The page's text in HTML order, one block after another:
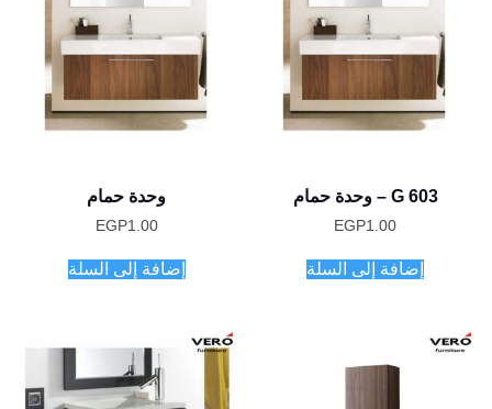
G 603 – وحدة حمام
EGP1.00
إضافة إلى السلة
وحدة حمام
EGP1.00
إضافة إلى السلة